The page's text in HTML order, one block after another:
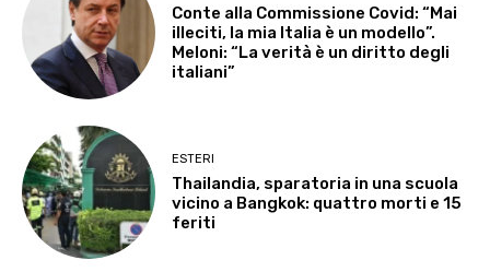
Conte alla Commissione Covid: “Mai
illeciti, la mia Italia è un modello”.
Meloni: “La verità è un diritto degli
italiani”
ESTERI
Thailandia, sparatoria in una scuola
vicino a Bangkok: quattro morti e 15
feriti